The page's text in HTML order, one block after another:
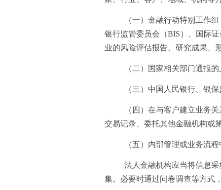
（一）金融行动特别工作
银行监管委员会（BIS）、国际
业的风险评估报告、研究成果、
（二）国家相关部门通报
（三）中国人民银行、银
（四）在与客户建立业务
交易记录、委托其他金融机构或
（五）内部管理或业务流
法人金融机构应当将信息
集。必要时通过问卷调查等方式